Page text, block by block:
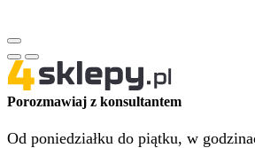
Porozmawiaj z konsultantem
Od poniedziałku do piątku, w